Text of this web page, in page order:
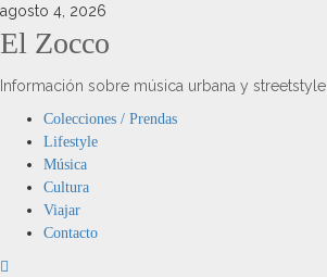
Saltar
al
contenido
agosto 4, 2026
El Zocco
Información sobre música urbana y streetstyle
Menú
principal
Colecciones / Prendas
Lifestyle
Música
Cultura
Viajar
Contacto